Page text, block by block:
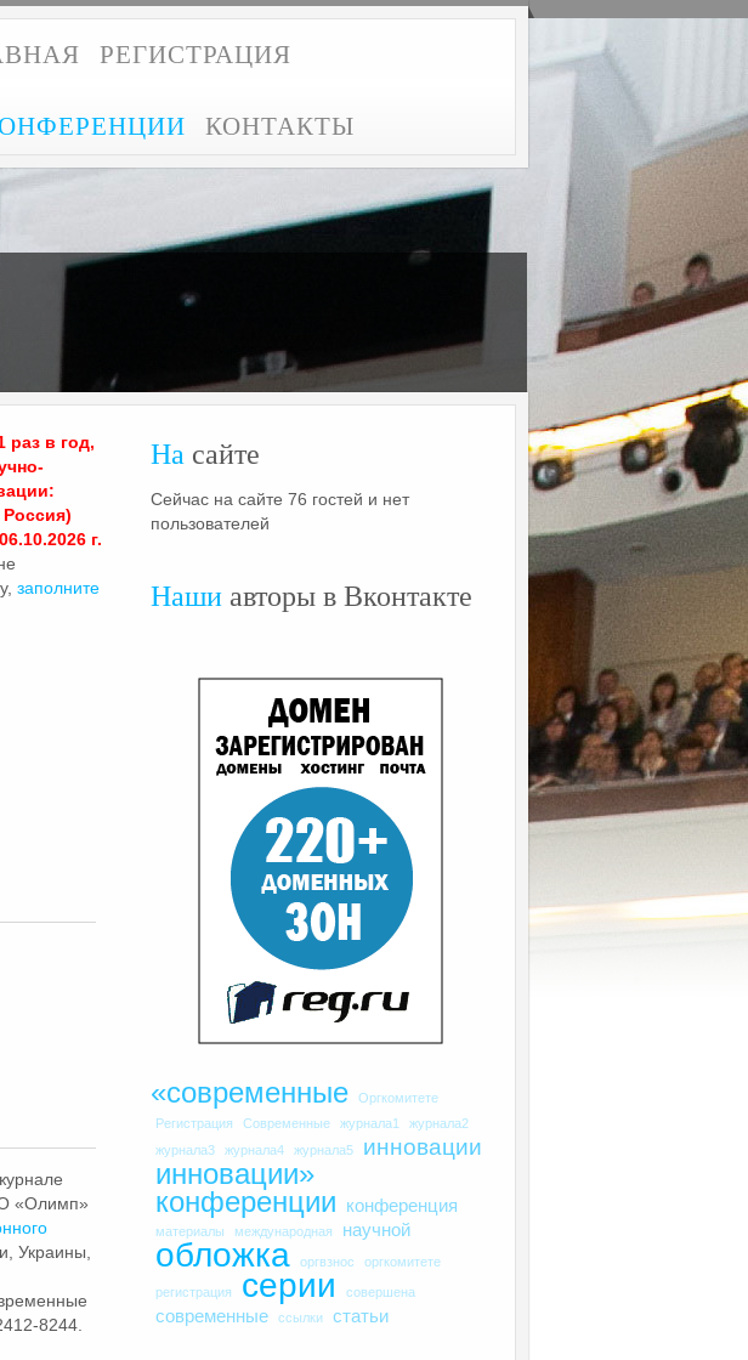
РЕГИСТРАЦИЯ
КОНТАКТЫ
раз в год,
г.
заполните
«Олимп»
Украины,
8244.
На сайте
Сейчас на сайте 76 гостей и нет
пользователей
Наши авторы в Вконтакте
«современные
Оргкомитете
Регистрация
Современные журнала1
журнала2
журнала3
журнала4 журнала5 инновации
инновации»
конференции
конференция
материалы международная научной
обложка оргвзнос оргкомитете
регистрация серии совершена
современные ссылки статьи